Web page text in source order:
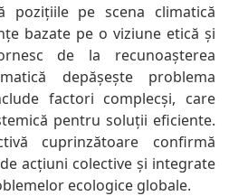
pozițiile pe scena climatică
bazate pe o viziune etică și
de la recunoașterea
depășește problema
factori complecși, care
pentru soluții eficiente.
cuprinzătoare confirmă
acțiuni colective și integrate
ecologice globale.